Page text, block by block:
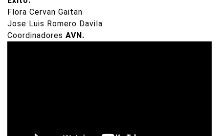
Flora Cervan Gaitan
Jose Luis Romero Davila
Coordinadores AVN.